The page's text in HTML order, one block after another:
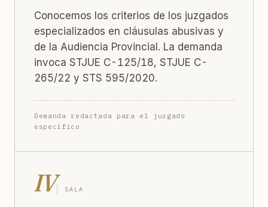
Conocemos los criterios de los juzgados
especializados en cláusulas abusivas y
de la Audiencia Provincial. La demanda
invoca STJUE C-125/18, STJUE C-
265/22 y STS 595/2020.
Demanda redactada para el juzgado
específico
IV SALA